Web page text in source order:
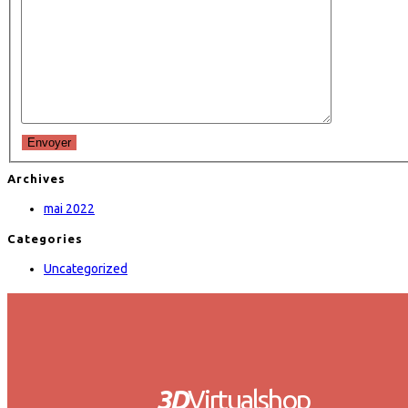
Envoyer
Archives
mai 2022
Categories
Uncategorized
3DVirtualshop